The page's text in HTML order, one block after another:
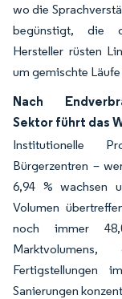
wo die
begünstigt, die
Hersteller rüsten
um gemischte
Nach
Sektor führt das
Institutionelle
Bürgerzentren –
6,94 % wachsen
Volumen
noch immer
Fertigstellungen
Sanierungen